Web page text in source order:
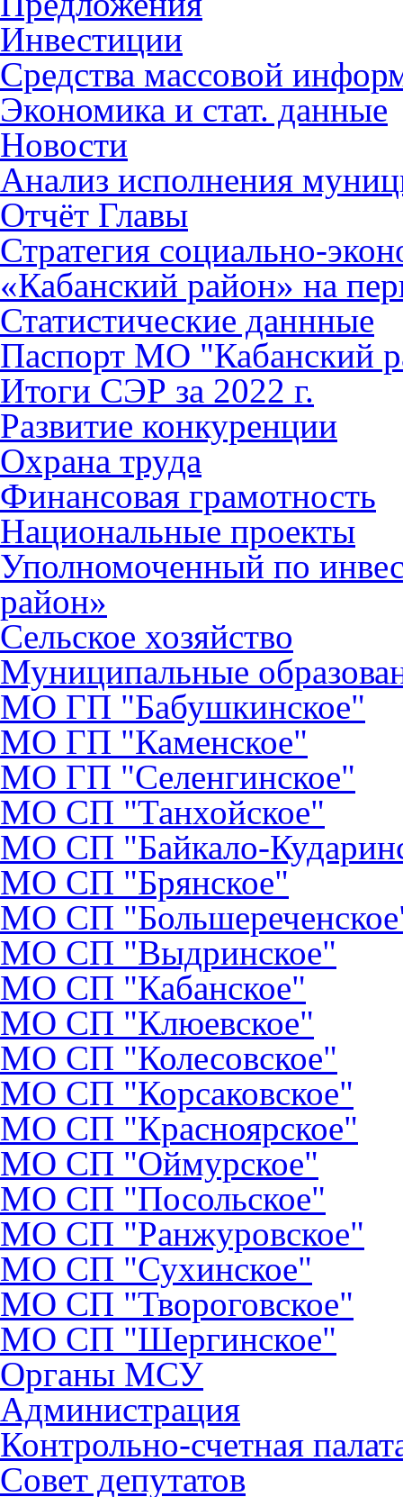
Инвестиции
Средства массовой
Экономика и стат. данные
Новости
Анализ исполнения
Отчёт Главы
Стратегия социально-
«Кабанский район» на
Статистические даннные
Паспорт МО "Кабанский
Итоги СЭР за 2022 г.
Развитие конкуренции
Охрана труда
Финансовая грамотность
Национальные проекты
Уполномоченный по
район»
Сельское хозяйство
Муниципальные
МО ГП "Бабушкинское"
МО ГП "Каменское"
МО ГП "Селенгинское"
МО CП "Танхойское"
МО СП "Байкало-
МО СП "Брянское"
МО СП
МО СП "Выдринское"
МО СП "Кабанское"
МО СП "Клюевское"
МО СП "Колесовское"
МО СП "Корсаковское"
МО СП "Красноярское"
МО СП "Оймурское"
МО СП "Посольское"
МО СП "Ранжуровское"
МО СП "Сухинское"
МО СП "Твороговское"
МО СП "Шергинское"
Органы МСУ
Администрация
Контрольно-счетная
Совет депутатов